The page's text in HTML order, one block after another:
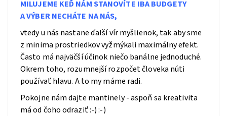
MILUJEME KEĎ NÁM STANOVÍTE IBA BUDGETY
A VÝBER NECHÁTE NA NÁS,
vtedy u nás nastane ďalší vír myšlienok, tak aby sme
z minima prostriedkov vyžmýkali maximálny efekt.
Často má najväčší účinok niečo banálne jednoduché.
Okrem toho, rozumnejší rozpočet človeka núti
používať hlavu. A to my máme radi.
Pokojne nám dajte mantinely - aspoň sa kreativita
má od čoho odraziť :-) :-)